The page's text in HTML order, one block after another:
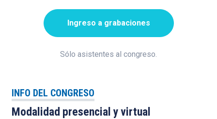
Ingreso a grabaciones
Sólo asistentes al congreso.
INFO DEL CONGRESO
Modalidad presencial y virtual